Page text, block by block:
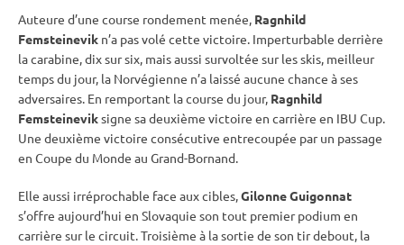
Auteure d’une course rondement menée, Ragnhild
Femsteinevik n’a pas volé cette victoire. Imperturbable derrière
lacarabine, dix sur six, mais aussi survoltée sur les skis, meilleur
temps du jour, la Norvégienne n’a laissé aucune chance à ses
adversaires. En remportant la course du jour, Ragnhild
Femsteineviksigne sa deuxième victoire en carrière en IBU Cup.
Une deuxième victoire consécutive entrecoupée par un passage
en Coupe du Monde au Grand-Bornand.
Elle aussi irréprochable face aux cibles,Gilonne Guigonnat
s’offre aujourd’hui en Slovaquie son tout premier podium en
carrière sur le circuit. Troisième à la sortie de son tirdebout, la